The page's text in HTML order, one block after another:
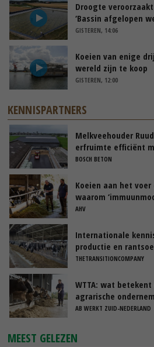
Droogte
‘Bassin afgelopen
GISTEREN, 14:06
Koeien van enige
wereld zijn te koop
GISTEREN, 12:00
KENNISPARTNERS
Melkveehouder
erfruimte efficiënt
BOSCH BETON
Koeien aan het
waarom
tijdens de
AHV
Internationale
productie en
THETRANSITIONCOMPANY
WTTA: wat
agrarische
uitzendkrachten?
AB WERKT ZUID-NEDERLAND
MEEST GELEZEN